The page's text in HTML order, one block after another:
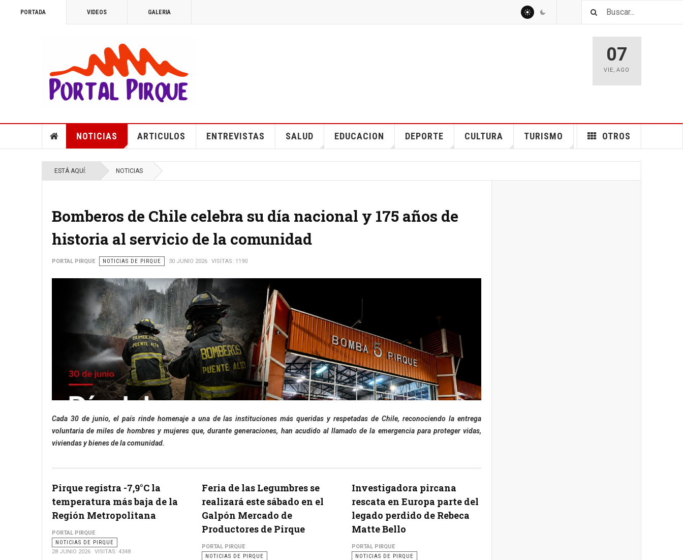
PORTADA VIDEOS GALERIA
07
VIE,AGO
NOTICIAS ARTICULOS ENTREVISTAS SALUD EDUCACION DEPORTE CULTURA TURISMO OTROS
ESTÁ AQUÍ: NOTICIAS
Bomberos de Chile celebra su día nacional y 175 años de
historia al servicio de la comunidad
PORTAL PIRQUE NOTICIAS DE PIRQUE 30 JUNIO 2026 VISITAS: 1190
Cada 30 de junio, el país rinde homenaje a una de las instituciones más queridas y respetadas de Chile, reconociendo la entrega
voluntaria de miles de hombres y mujeres que, durante generaciones, han acudido al llamado de la emergencia para proteger vidas,
viviendas y bienes de la comunidad.
Pirque registra -7,9°C la
temperatura más baja de la
Región Metropolitana
PORTAL PIRQUE
NOTICIAS DE PIRQUE
28 JUNIO 2026
VISITAS: 4348
Feria de las Legumbres se
realizará este sábado en el
Galpón Mercado de
Productores de Pirque
PORTAL PIRQUE
NOTICIAS DE PIRQUE
Investigadora pircana
rescata en Europa parte del
legado perdido de Rebeca
Matte Bello
PORTAL PIRQUE
NOTICIAS DE PIRQUE